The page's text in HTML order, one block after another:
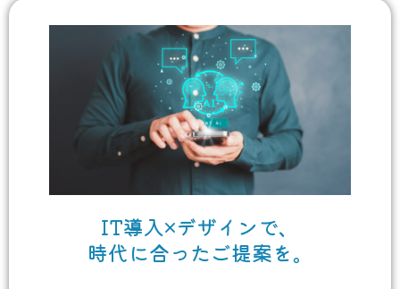
IT導入×デザインで、
時代に合ったご提案を。